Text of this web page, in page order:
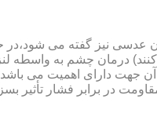
عدسی نیز گفته می
کنند) درمان چشم به
آن جهت دارای اهمیت می
در برابر فشار تأثیر